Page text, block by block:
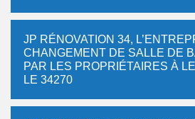
JP RÉNOVATION 34,
CHANGEMENT DE SALLE DE
PAR LES PROPRIÉTAIRES À
LE 34270